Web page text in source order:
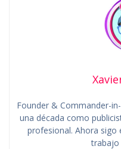
Founder & Commander-
una década como
profesional. Ahora sigo
trabajo